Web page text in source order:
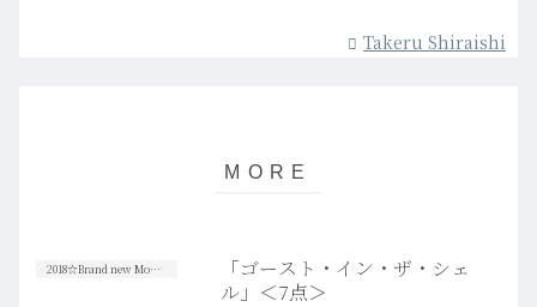
Takeru Shiraishi
2018☆Brand new Movies
「ゴースト・イン・ザ・シェ
ル」＜7点＞